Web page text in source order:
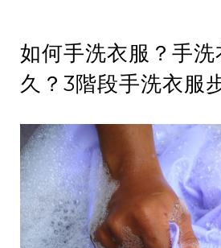
如何手洗衣服？手洗
久？3階段手洗衣服